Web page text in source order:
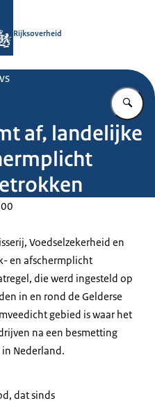
Rijksoverheid
af, landelijke
Voedselzekerheid en
en afschermplicht
die werd ingesteld op
in en rond de Gelderse
gebied is waar het
na een besmetting
Nederland.
dat sinds